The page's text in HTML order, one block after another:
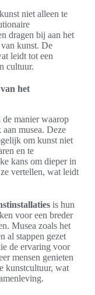
niet alleen te
dragen bij aan het
kunst. De
leidt tot een
cultuur.
het
de manier waarop
musea. Deze
om kunst niet
en te
kans om dieper in
vertellen, wat leidt
is hun
voor een breder
Musea zoals het
al stappen gezet
de ervaring voor
mensen genieten
kunstcultuur, wat